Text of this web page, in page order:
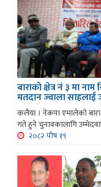
बाराको क्षेत्र नं ३ मा
मतदान ज्वाला साहलाई
कलैया । नेकपा एमालेको
गते हुने चुनावकालागि
२०८२ पौष १९